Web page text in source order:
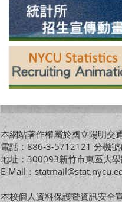
本網站著作權屬於國立陽明交
電話：886-3-5712121 分機
地址：300093新竹市東區大
E-Mail：
本校個人資料保護暨資訊安全